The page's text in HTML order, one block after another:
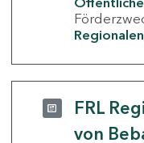
FRL
von